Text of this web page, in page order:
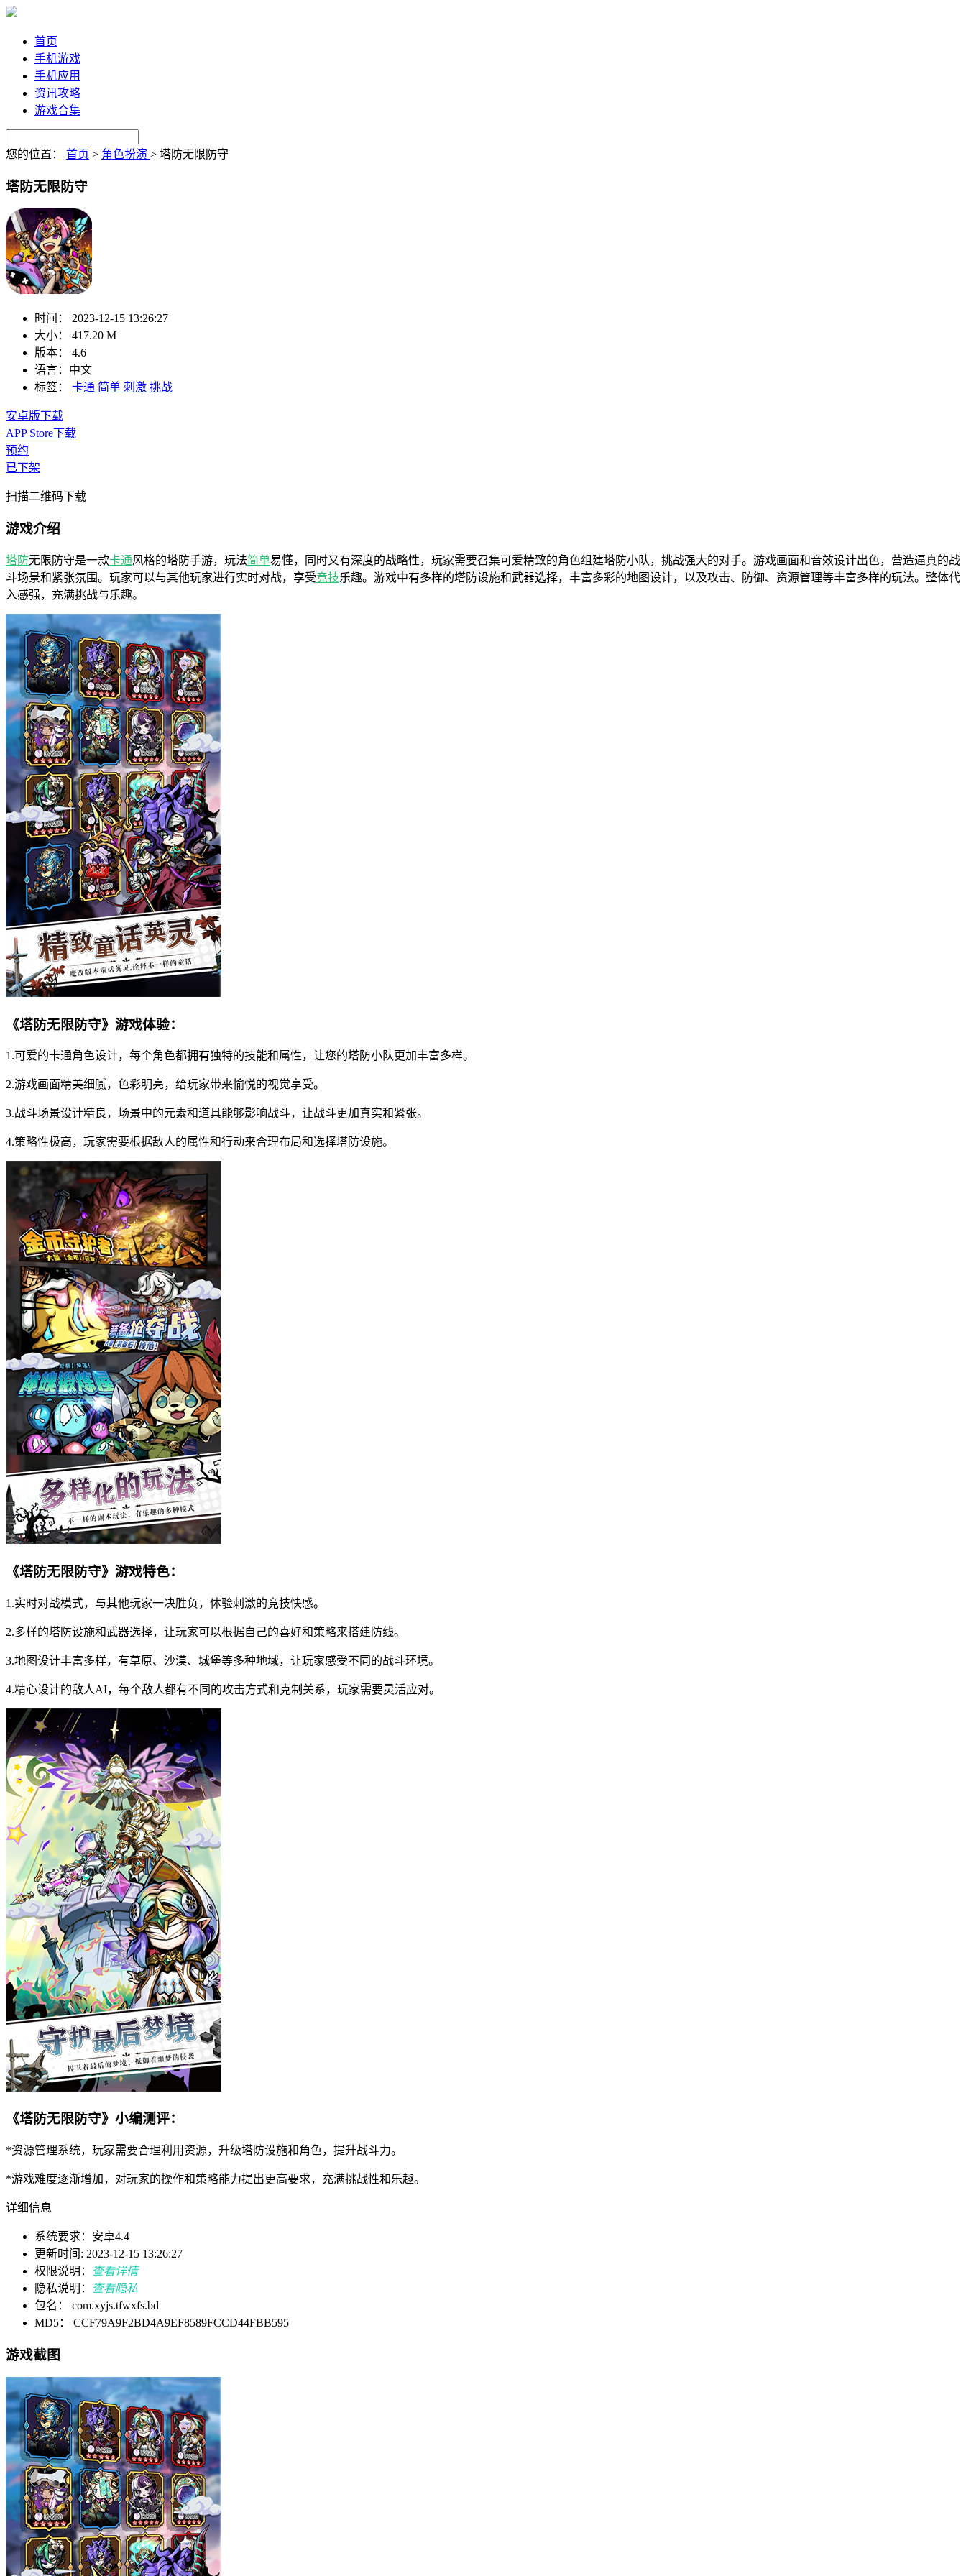
首页
手机游戏
手机应用
资讯攻略
游戏合集
您的位置： 首页 > 角色扮演 > 塔防无限防守
塔防无限防守
时间：
2023-12-15 13:26:27
大小：
417.20 M
版本：
4.6
语言： 中文
标签：
卡通 简单 刺激 挑战
安卓版下载
APP Store下载
预约
已下架
扫描二维码下载
游戏介绍
塔防无限防守是一款卡通风格的塔防手游，玩法简单易懂，同时又有深度的战略性，玩家需要召集可爱精致的角色组建塔防小队，挑战强大的对手。游戏画面和音效设计出色，营造逼真的战
斗场景和紧张氛围。玩家可以与其他玩家进行实时对战，享受竞技乐趣。游戏中有多样的塔防设施和武器选择，丰富多彩的地图设计，以及攻击、防御、资源管理等丰富多样的玩法。整体代
入感强，充满挑战与乐趣。
《塔防无限防守》游戏体验：
1.可爱的卡通角色设计，每个角色都拥有独特的技能和属性，让您的塔防小队更加丰富多样。
2.游戏画面精美细腻，色彩明亮，给玩家带来愉悦的视觉享受。
3.战斗场景设计精良，场景中的元素和道具能够影响战斗，让战斗更加真实和紧张。
4.策略性极高，玩家需要根据敌人的属性和行动来合理布局和选择塔防设施。
《塔防无限防守》游戏特色：
1.实时对战模式，与其他玩家一决胜负，体验刺激的竞技快感。
2.多样的塔防设施和武器选择，让玩家可以根据自己的喜好和策略来搭建防线。
3.地图设计丰富多样，有草原、沙漠、城堡等多种地域，让玩家感受不同的战斗环境。
4.精心设计的敌人AI，每个敌人都有不同的攻击方式和克制关系，玩家需要灵活应对。
《塔防无限防守》小编测评：
*资源管理系统，玩家需要合理利用资源，升级塔防设施和角色，提升战斗力。
*游戏难度逐渐增加，对玩家的操作和策略能力提出更高要求，充满挑战性和乐趣。
详细信息
系统要求：安卓4.4
更新时间: 2023-12-15 13:26:27
权限说明：
查看详情
隐私说明：
查看隐私
包名： com.xyjs.tfwxfs.bd
MD5： CCF79A9F2BD4A9EF8589FCCD44FBB595
游戏截图